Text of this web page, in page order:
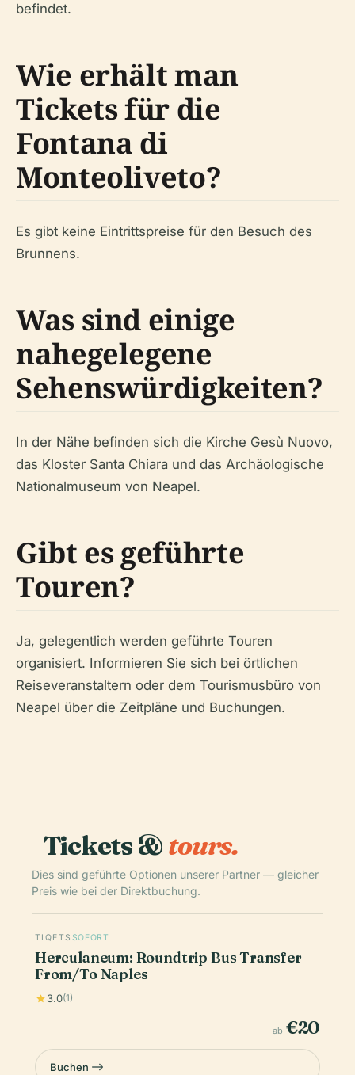
befindet.
Wie erhält man
Tickets für die
Fontana di
Monteoliveto?
Es gibt keine Eintrittspreise für den Besuch des
Brunnens.
Was sind einige
nahegelegene
Sehenswürdigkeiten?
In der Nähe befinden sich die Kirche Gesù Nuovo,
das Kloster Santa Chiara und das Archäologische
Nationalmuseum von Neapel.
Gibt es geführte
Touren?
Ja, gelegentlich werden geführte Touren
organisiert. Informieren Sie sich bei örtlichen
Reiseveranstaltern oder dem Tourismusbüro von
Neapel über die Zeitpläne und Buchungen.
Tickets &tours.
Dies sind geführte Optionen unserer Partner — gleicher
Preis wie bei der Direktbuchung.
TIQETS SOFORT
Herculaneum: Roundtrip Bus Transfer
From/To Naples
3.0(1)
ab €20
Buchen